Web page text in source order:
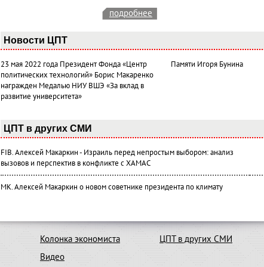
подробнее
Новости ЦПТ
23 мая 2022 года Президент Фонда «Центр
политических технологий» Борис Макаренко
награжден Медалью НИУ ВШЭ «За вклад в
развитие университета»
Памяти Игоря Бунина
ЦПТ в других СМИ
FIB. Алексей Макаркин - Израиль перед непростым выбором: анализ
вызовов и перспектив в конфликте с ХАМАС
МК. Алексей Макаркин о новом советнике президента по климату
Колонка экономиста
Видео
ЦПТ в других СМИ